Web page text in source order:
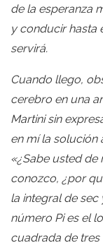
de la esperanza
y conducir hasta
servirá.
Cuando llego,
cerebro en una
Martini sin
en mí la solución
«¿Sabe usted de
conozco, ¿por
la integral de sec
número Pi es el
cuadrada de